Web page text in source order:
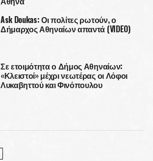
Ask Doukas: Οι πολίτες ρωτούν, ο
Δήμαρχος Αθηναίων απαντά (VIDEO)
Σε ετοιμότητα ο Δήμος Αθηναίων:
«Κλειστοί» μέχρι νεωτέρας οι Λόφοι
Λυκαβηττού και Φινόπουλου